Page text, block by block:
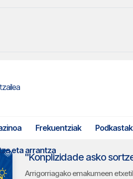
Frekuentziak Podkastak
eta arrantza
"Konplizidade asko
Arrigorriagako emakumeen